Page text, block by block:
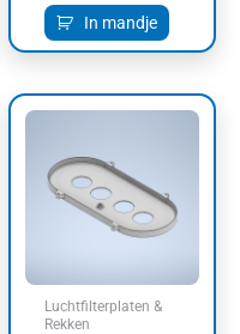
In mandje
Luchtfilterplaten &
Rekken